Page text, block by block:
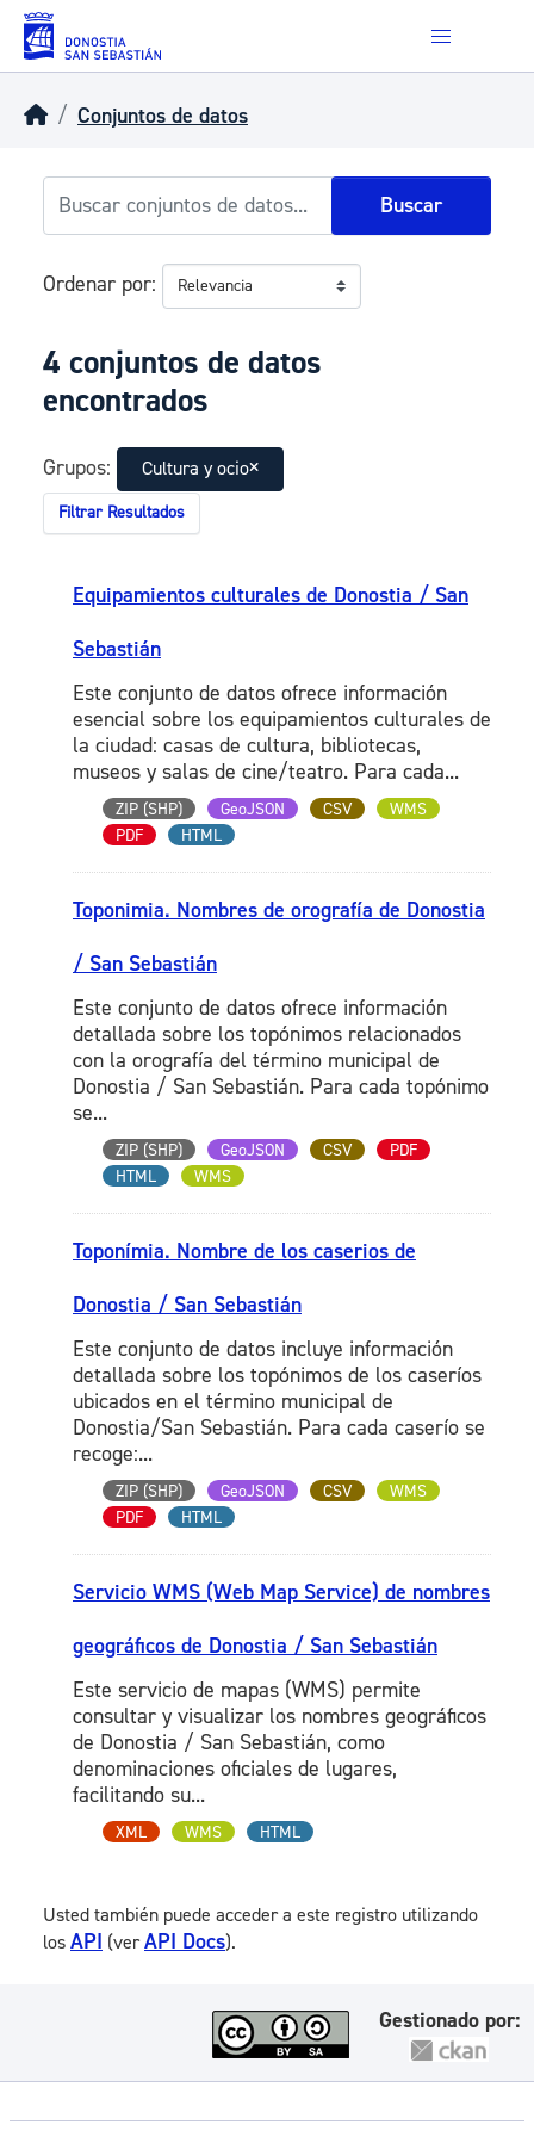
Skip to main content
Conjuntos de datos
Buscar
Ordenar por
4 conjuntos de datos
encontrados
Grupos: Cultura y ocio
Filtrar Resultados
Equipamientos culturales de Donostia / San
Sebastián
Este conjunto de datos ofrece información
esencial sobre los equipamientos culturales de
la ciudad: casas de cultura, bibliotecas,
museos y salas de cine/teatro. Para cada...
ZIP (SHP) GeoJSON CSV
WMS
PDF
HTML
Toponimia. Nombres de orografía de Donostia
/ San Sebastián
Este conjunto de datos ofrece información
detallada sobre los topónimos relacionados
con la orografía del término municipal de
Donostia / San Sebastián. Para cada topónimo
se...
ZIP (SHP) GeoJSON CSV
PDF
HTML
WMS
Toponímia. Nombre de los caserios de
Donostia / San Sebastián
Este conjunto de datos incluye información
detallada sobre los topónimos de los caseríos
ubicados en el término municipal de
Donostia/San Sebastián. Para cada caserío se
recoge:...
ZIP (SHP) GeoJSON CSV
WMS
PDF
HTML
Servicio WMS (Web Map Service) de nombres
geográficos de Donostia / San Sebastián
Este servicio de mapas (WMS) permite
consultar y visualizar los nombres geográficos
de Donostia / San Sebastián, como
denominaciones oficiales de lugares,
facilitando su...
XML WMS HTML
Usted también puede acceder a este registro utilizando
los API (verAPI Docs).
Gestionado por: